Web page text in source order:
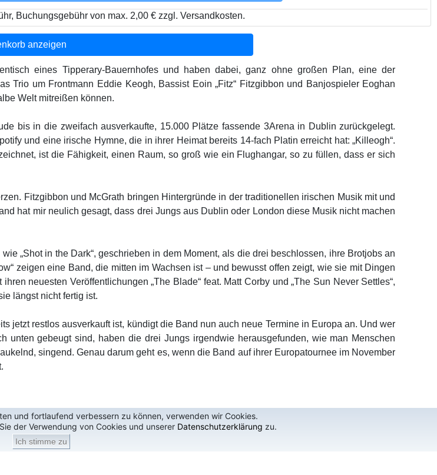
und fortlaufend verbessern zu können, verwenden wir Cookies.
der Verwendung von Cookies und unserer Datenschutzerklärung zu.
Ich stimme zu
Buchungsgebühr von max. 2,00 € zzgl. Versandkosten.
anzeigen
eines Tipperary-Bauernhofes und haben dabei, ganz ohne großen Plan, eine der
Trio um Frontmann Eddie Keogh, Bassist Eoin „Fitz“ Fitzgibbon und Banjospieler Eoghan
Welt mitreißen können.
bis in die zweifach ausverkaufte, 15.000 Plätze fassende 3Arena in Dublin zurückgelegt.
und eine irische Hymne, die in ihrer Heimat bereits 14-fach Platin erreicht hat: „Killeogh“.
ist die Fähigkeit, einen Raum, so groß wie ein Flughangar, so zu füllen, dass er sich
Fitzgibbon und McGrath bringen Hintergründe in der traditionellen irischen Musik mit und
hat mir neulich gesagt, dass drei Jungs aus Dublin oder London diese Musik nicht machen
„Shot in the Dark“, geschrieben in dem Moment, als die drei beschlossen, ihre Brotjobs an
zeigen eine Band, die mitten im Wachsen ist – und bewusst offen zeigt, wie sie mit Dingen
neuesten Veröffentlichungen „The Blade“ feat. Matt Corby und „The Sun Never Settles“,
längst nicht fertig ist.
jetzt restlos ausverkauft ist, kündigt die Band nun auch neue Termine in Europa an. Und wer
gebeugt sind, haben die drei Jungs irgendwie herausgefunden, wie man Menschen
singend. Genau darum geht es, wenn die Band auf ihrer Europatournee im November